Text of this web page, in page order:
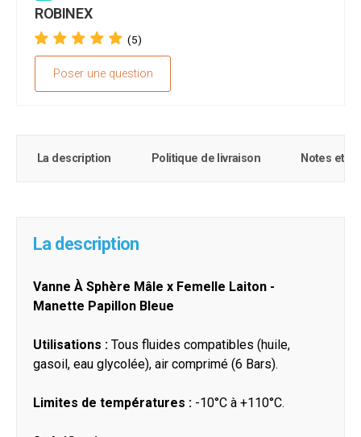
ROBINEX
(5)
Poser une question
La description Politique de livraison Notes et
La description
Vanne À Sphère Mâle x Femelle Laiton -
Manette Papillon Bleue
Utilisations : Tous fluides compatibles (huile,
gasoil, eau glycolée), air comprimé (6 Bars).
Limites de températures : -10°C à +110°C.